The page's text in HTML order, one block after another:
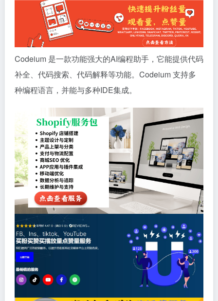
Codeium 是一款功能强大的AI编程助手，它能提供代码
补全、代码搜索、代码解释等功能。Codeium 支持多
种编程语言，并能与多种IDE集成。